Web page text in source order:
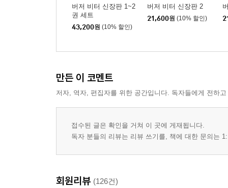
버저 비터 신장판 1~2
권 세트
43,200원 (10% 할인)
버저 비터 신장판 2
21,600원 (10% 할인)
만든 이 코멘트
저자, 역자, 편집자를 위한 공간입니다. 독자들에게 전하
접수된 글은 확인을 거쳐 이 곳에 게재됩니다.
독자 분들의 리뷰는 리뷰 쓰기를, 책에 대한 문의는
회원리뷰 (126건)